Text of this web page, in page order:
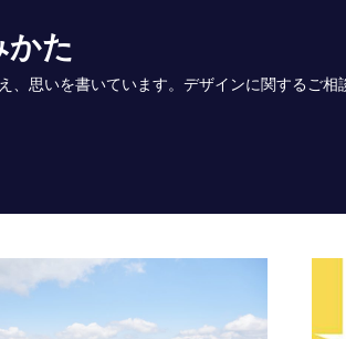
た
、思いを書いています。デザインに関するご